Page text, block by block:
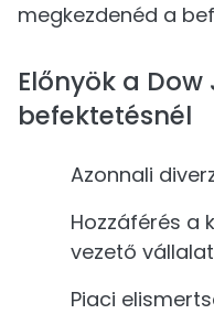
megkezdenéd a
Előnyök a
befektetésnél
Azonnali
Hozzáférés a
vezető
Piaci